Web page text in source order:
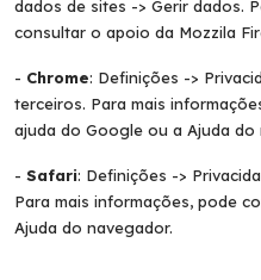
dados de sites -> Gerir dados.
consultar o apoio da Mozzila
- Chrome: Definições ->
terceiros. Para mais
ajuda do Google ou a Ajuda do
- Safari: Definições ->
Para mais informações, pode
Ajuda do navegador.